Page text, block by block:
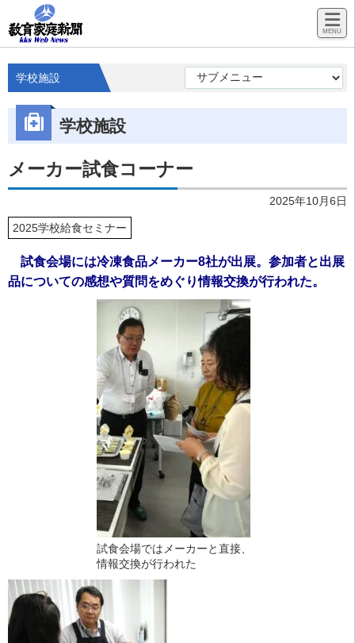
学校施設
学校施設
メーカー試食コーナー
2025年10月6日
2025学校給食セミナー
試食会場には冷凍食品メーカー8社が出展。参加者と出展
品についての感想や質問をめぐり情報交換が行われた。
試食会場ではメーカーと直接、
情報交換が行われた